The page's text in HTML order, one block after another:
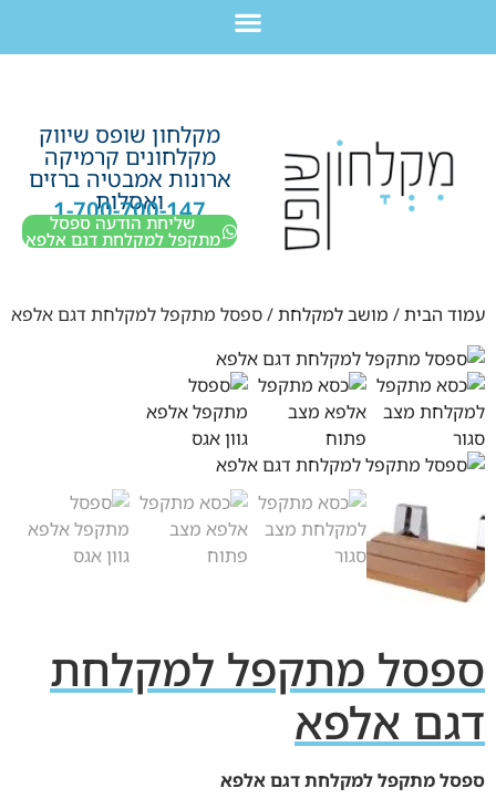
מקלחון שופס שיווק
מקלחונים קרמיקה
ארונות אמבטיה ברזים
ואסלות
1-700-700-147
שליחת הודעה ספסל
מתקפל למקלחת דגם אלפא
עמוד הבית/ מושב למקלחת/ ספסל מתקפל למקלחת דגם אלפא
ספסל מתקפל למקלחת
דגם אלפא
ספסל מתקפל למקלחת דגם אלפא